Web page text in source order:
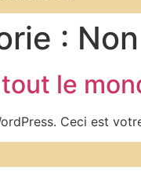
:
le
Ceci est